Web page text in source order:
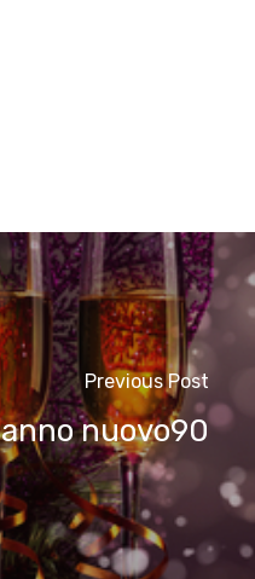
Previous Post
anno nuovo90